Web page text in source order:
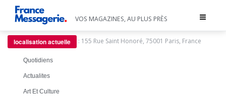
Toggle
VOS MAGAZINES, AU PLUS PRÈS
localisation actuelle : 155 Rue Saint Honoré, 75001 Paris, France
Quotidiens
Actualites
Art Et Culture